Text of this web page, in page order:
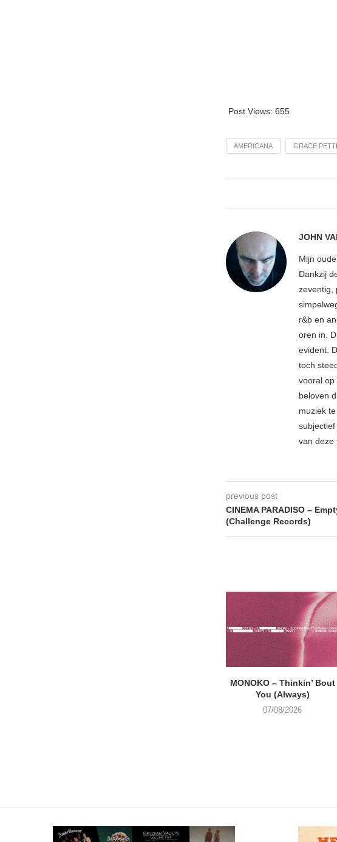
Post Views: 655
AMERICANA GRACE
JOHN
Mijn
Dankzij
zeventig,
r&b en
oren in.
evident.
toch
vooral op
beloven
muziek
van deze
previous post
CINEMA PARADISO –
(Challenge Records)
MONOKO – Thinkin’ Bout
You (Always)
07/08/2026